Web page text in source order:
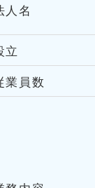
人名
立
業員数